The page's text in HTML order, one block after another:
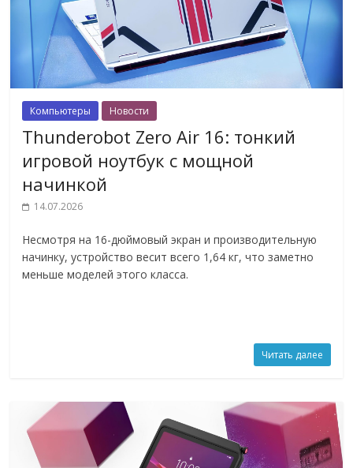
Компьютеры Новости
Thunderobot Zero Air 16: тонкий
игровой ноутбук с мощной
начинкой
14.07.2026
Несмотря на 16-дюймовый экран и производительную
начинку, устройство весит всего 1,64 кг, что заметно
меньше моделей этого класса.
Читать далее